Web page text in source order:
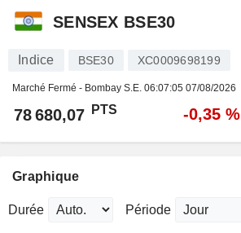
SENSEX BSE30
Indice BSE30 XC0009698199
Marché Fermé - Bombay S.E. 06:07:05 07/08/2026
78 680,07 PTS -0,35 %
Graphique
Durée Période